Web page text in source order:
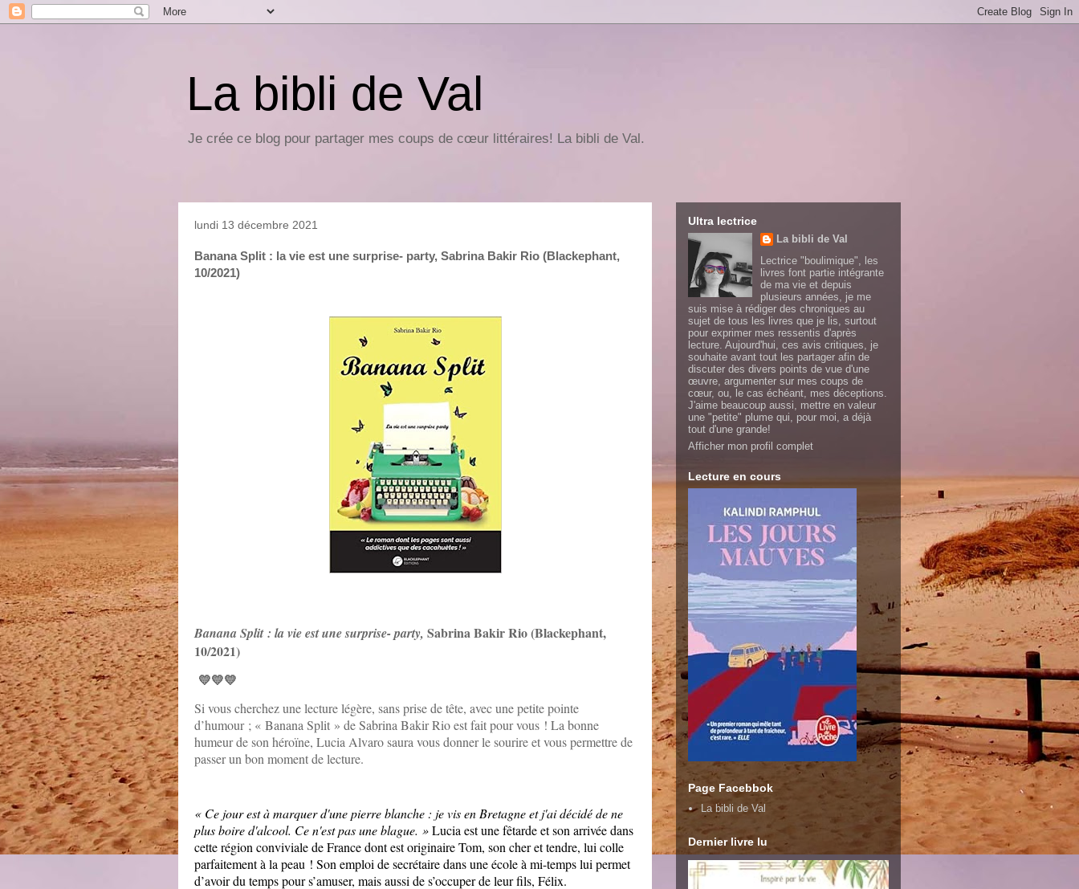
La bibli de Val
Je crée ce blog pour partager mes coups de cœur littéraires! La bibli de Val.
lundi 13 décembre 2021
Banana Split : la vie est une surprise- party, Sabrina Bakir Rio (Blackephant,
10/2021)
Banana Split : la vie est une surprise- party, Sabrina Bakir Rio (Blackephant,
10/2021)
💛💛💛
Si vous cherchez une lecture légère, sans prise de tête, avec une petite pointe
d’humour ; « Banana Split » de Sabrina Bakir Rio est fait pour vous ! La bonne
humeur de son héroïne, Lucia Alvaro saura vous donner le sourire et vous permettre de
passer un bon moment de lecture.
« Ce jour est à marquer d'une pierre blanche : je vis en Bretagne et j'ai décidé de ne
plus boire d'alcool. Ce n'est pas une blague. »Lucia est une fêtarde et son arrivée dans
cette région conviviale de France dont est originaire Tom, son cher et tendre, lui colle
parfaitement à la peau ! Son emploi de secrétaire dans une école à mi-temps lui permet
d’avoir du temps pour s’amuser, mais aussi de s’occuper de leur fils, Félix.
Ultra lectrice
La bibli de Val
Lectrice "boulimique", les
livres font partie intégrante
de ma vie et depuis
plusieurs années, je me
suis mise à rédiger des chroniques au
sujet de tous les livres que je lis, surtout
pour exprimer mes ressentis d'après
lecture. Aujourd'hui, ces avis critiques, je
souhaite avant tout les partager afin de
discuter des divers points de vue d'une
œuvre, argumenter sur mes coups de
cœur, ou, le cas échéant, mes déceptions.
J'aime beaucoup aussi, mettre en valeur
une "petite" plume qui, pour moi, a déjà
tout d'une grande!
Afficher mon profil complet
Lecture en cours
Page Facebbok
La bibli de Val
Dernier livre lu